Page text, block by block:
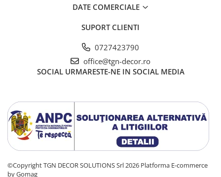
DATE COMERCIALE
SUPORT CLIENTI
0727423790
office@tgn-decor.ro
SOCIAL URMARESTE-NE IN SOCIAL MEDIA
©Copyright TGN DECOR SOLUTIONS Srl 2026 Platforma E-commerce
by Gomag